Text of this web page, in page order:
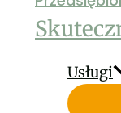
Usługi